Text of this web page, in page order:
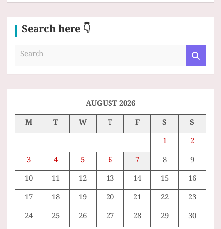
Search here 👇
a
AUGUST 2026
M
T W T F S
S
1
2
3
4 5 6 7 8
9
10
11 12 13 14 15
16
17
18 19 20 21 22
23
24
25 26 27 28 29
30